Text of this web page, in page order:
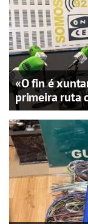
«O fin é
primeira ruta